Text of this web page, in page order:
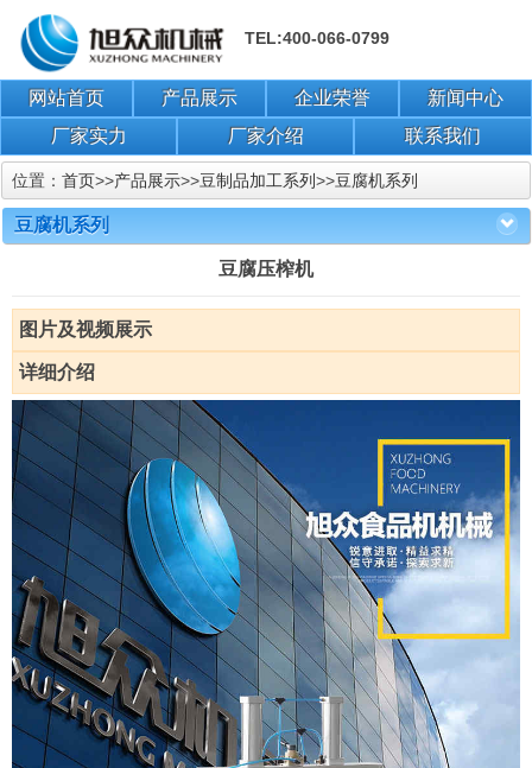
TEL:400-066-0799
网站首页 产品展示 企业荣誉
新闻中心
厂家实力
厂家介绍 联系我们
位置： 首页>>产品展示>>豆制品加工系列>>豆腐机系列
豆腐机系列
豆腐压榨机
图片及视频展示
详细介绍